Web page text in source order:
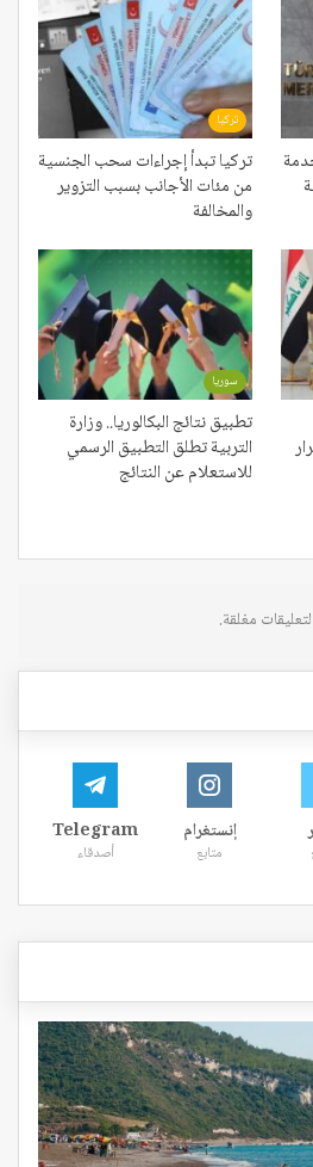
تركيا
تركيا تبدأ إجراءات سحب الجنسية
من مئات الأجانب بسبب التزوير
والمخالفة
سوريا
تطبيق نتائج البكالوريا.. وزارة
التربية تطلق التطبيق الرسمي
للاستعلام عن النتائج
التعليقات مغلقة.
إنستغرام
متابع
Telegram
أصدقاء